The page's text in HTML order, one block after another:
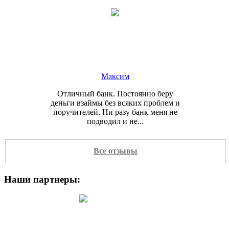
Максим
Отличный банк. Постоянно беру
деньги взаймы без всяких проблем и
поручителей. Ни разу банк меня не
подводил и не...
Все отзывы
Наши партнеры: